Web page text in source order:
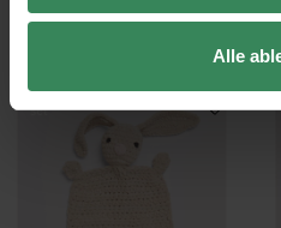
Alle
26,99 €
set
Häkelset Schmusetuch